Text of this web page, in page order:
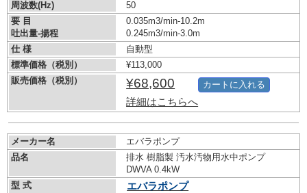
周波数(Hz)
50
要 目
吐出量-揚程
0.035m3/min-10.2m
0.245m3/min-3.0m
仕 様
自動型
標準価格（税別）
¥113,000
販売価格（税別）
¥68,600
詳細はこちらへ
カートに入れる
メーカー名
エバラポンプ
品名
排水 樹脂製 汚水汚物用水中ポンプ
DWVA 0.4kW
型 式
エバラポンプ